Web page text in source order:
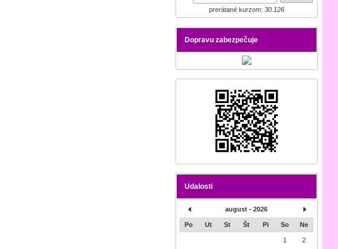
prerátané kurzom: 30.126
Dopravu zabezpečuje
Udalosti
august - 2026
Po Ut St Št Pi So Ne
1 2